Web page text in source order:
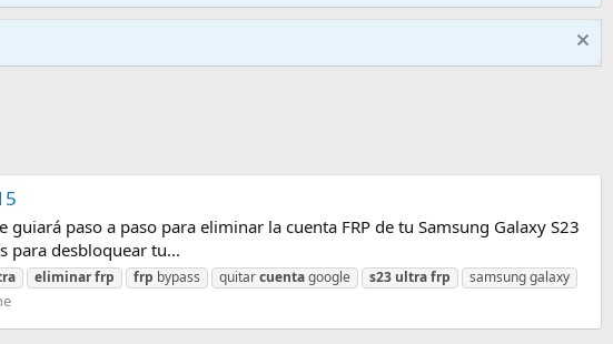
paso a paso para eliminar la cuenta FRP de tu Samsung Galaxy S23
para desbloquear tu...
eliminarfrp frp bypass quitarcuentagoogle s23 ultrafrp
samsung galaxy